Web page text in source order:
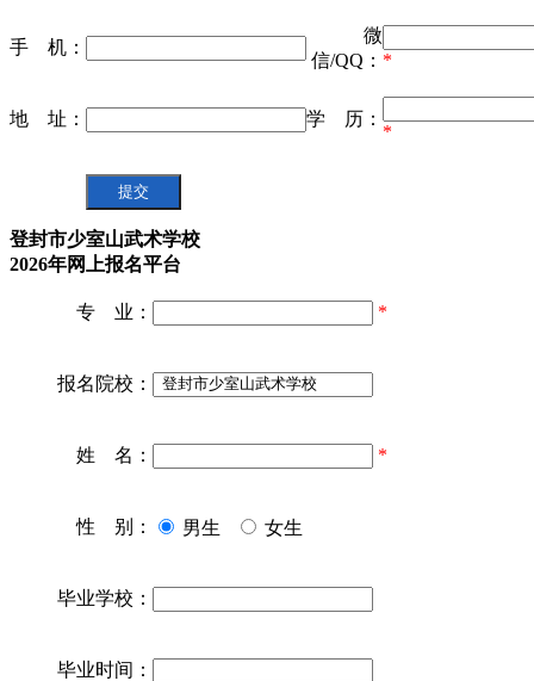
手 机：
微
信/QQ： *
地 址： 学 历：
*
登封市少室山武术学校
2026年网上报名平台
专 业： *
报名院校：
姓 名： *
性 别： 男生 女生
毕业学校：
毕业时间：